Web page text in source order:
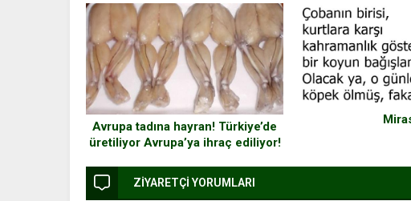
Avrupa tadına hayran! Türkiye’de
üretiliyor Avrupa’ya ihraç ediliyor!
ZİYARETÇİ YORUMLARI